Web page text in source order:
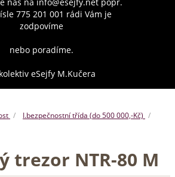
775 201 001 rádi Vám je
zodpovíme
nebo poradíme.
eSejfy M.Kučera
I.bezpečnostní třída (do 500 000,-Kč)
trezor NTR-80 M